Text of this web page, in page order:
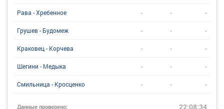
Рава - Хребенное - - -
Грушев - Будомеж - - -
Краковец - Корчева - - -
Шегини - Медыка - - -
Смильница - Кросценко - - -
Данные проверено: 22:08:34